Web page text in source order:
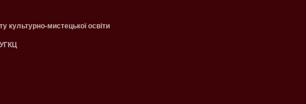
культурно-мистецької освіти